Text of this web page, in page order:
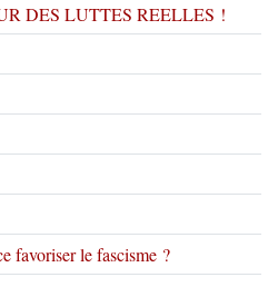
DES LUTTES REELLES !
favoriser le fascisme ?